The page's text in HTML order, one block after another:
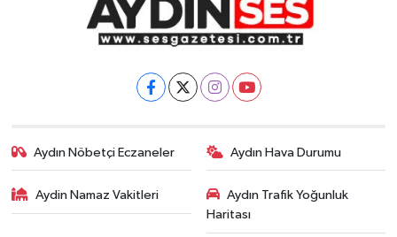
Aydın Nöbetçi Eczaneler Aydın Hava Durumu
Aydin Namaz Vakitleri
Aydın Trafik Yoğunluk
Haritası